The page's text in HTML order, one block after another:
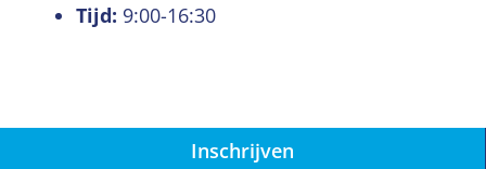
Tijd: 9:00-16:30
Inschrijven